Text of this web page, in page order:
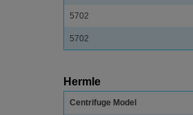
5702
5702
Hermle
Centrifuge Model